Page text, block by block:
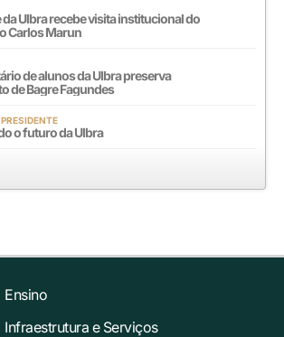
da Ulbra recebe visita institucional do
Carlos Marun
de alunos da Ulbra preserva
de Bagre Fagundes
o futuro da Ulbra
Ensino
Infraestrutura e Serviços